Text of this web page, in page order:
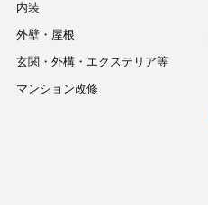
内装
外壁・屋根
玄関・外構・エクステリア等
マンション改修